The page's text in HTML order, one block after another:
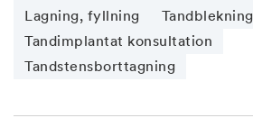
Lagning, fyllning
Tandblekning
Tandimplantat konsultation
Tandstensborttagning